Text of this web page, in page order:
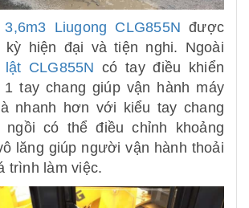
Liugong CLG855N được
hiện đại và tiện nghi. Ngoài
CLG855N có tay điều khiển
tay chang giúp vận hành máy
nhanh hơn với kiểu tay chang
có thể điều chỉnh khoảng
lăng giúp người vận hành thoải
trình làm việc.